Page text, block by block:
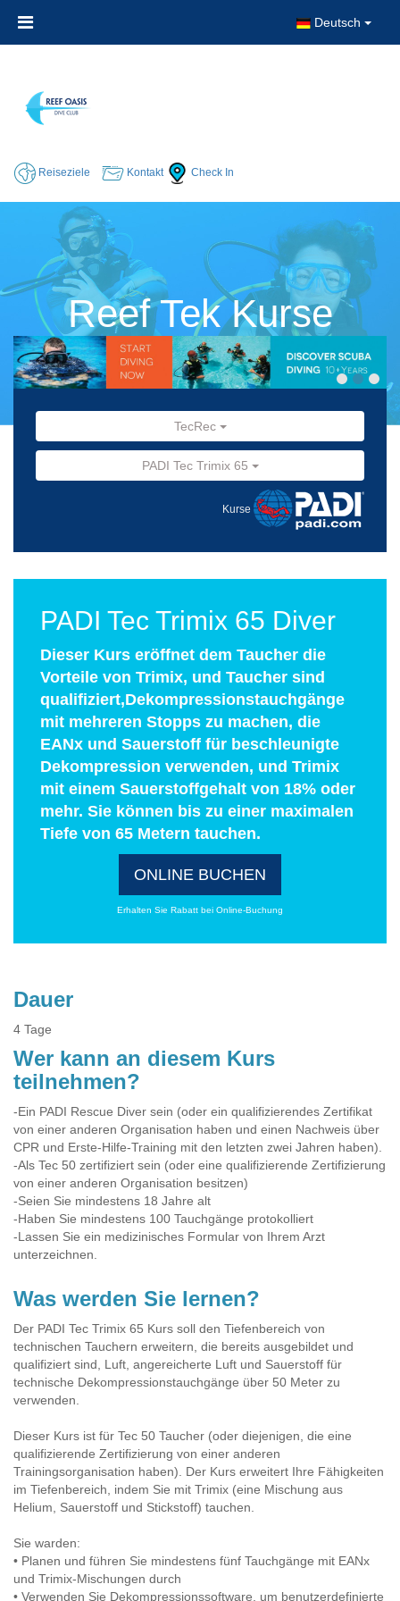
Deutsch
Reiseziele Kontakt Check In
Reef Tek Kurse
TecRec
PADI Tec Trimix 65
Kurse
PADI Tec Trimix 65 Diver
Dieser Kurs eröffnet dem Taucher die
Vorteile von Trimix, und Taucher sind
qualifiziert,Dekompressionstauchgänge
mit mehreren Stopps zu machen, die
EANx und Sauerstoff für beschleunigte
Dekompression verwenden, und Trimix
mit einem Sauerstoffgehalt von 18% oder
mehr. Sie können bis zu einer maximalen
Tiefe von 65 Metern tauchen.
ONLINE BUCHEN
Erhalten Sie Rabatt bei Online-Buchung
Dauer
4 Tage
Wer kann an diesem Kurs
teilnehmen?
-Ein PADI Rescue Diver sein (oder ein qualifizierendes Zertifikat
von einer anderen Organisation haben und einen Nachweis über
CPR und Erste-Hilfe-Training mit den letzten zwei Jahren haben).
-Als Tec 50 zertifiziert sein (oder eine qualifizierende Zertifizierung
von einer anderen Organisation besitzen)
-Seien Sie mindestens 18 Jahre alt
-Haben Sie mindestens 100 Tauchgänge protokolliert
-Lassen Sie ein medizinisches Formular von Ihrem Arzt
unterzeichnen.
Was werden Sie lernen?
Der PADI Tec Trimix 65 Kurs soll den Tiefenbereich von
technischen Tauchern erweitern, die bereits ausgebildet und
qualifiziert sind, Luft, angereicherte Luft und Sauerstoff für
technische Dekompressionstauchgänge über 50 Meter zu
verwenden.
Dieser Kurs ist für Tec 50 Taucher (oder diejenigen, die eine
qualifizierende Zertifizierung von einer anderen
Trainingsorganisation haben). Der Kurs erweitert Ihre Fähigkeiten
im Tiefenbereich, indem Sie mit Trimix (eine Mischung aus
Helium, Sauerstoff und Stickstoff) tauchen.
Sie warden:
• Planen und führen Sie mindestens fünf Tauchgänge mit EANx
und Trimix-Mischungen durch
• Verwenden Sie Dekompressionssoftware, um benutzerdefinierte